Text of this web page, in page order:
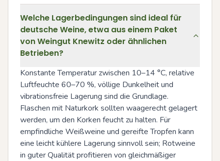
Welche Lagerbedingungen sind ideal für
deutsche Weine, etwa aus einem Paket
von Weingut Knewitz oder ähnlichen
Betrieben?
Konstante Temperatur zwischen 10–14 °C, relative
Luftfeuchte 60–70 %, völlige Dunkelheit und
vibrationsfreie Lagerung sind die Grundlage.
Flaschen mit Naturkork sollten waagerecht gelagert
werden, um den Korken feucht zu halten. Für
empfindliche Weißweine und gereifte Tropfen kann
eine leicht kühlere Lagerung sinnvoll sein; Rotweine
in guter Qualität profitieren von gleichmäßiger